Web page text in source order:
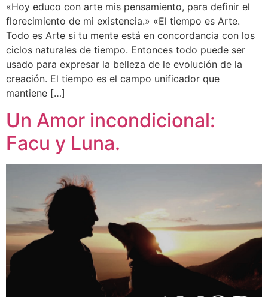
«Hoy educo con arte mis pensamiento, para definir el
florecimiento de mi existencia.» «El tiempo es Arte.
Todo es Arte si tu mente está en concordancia con los
ciclos naturales de tiempo. Entonces todo puede ser
usado para expresar la belleza de le evolución de la
creación. El tiempo es el campo unificador que
mantiene […]
Un Amor incondicional:
Facu y Luna.